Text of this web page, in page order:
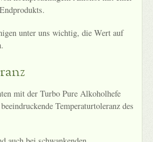
unter uns wichtig, die Wert auf
mit der Turbo Pure Alkoholhefe
Temperaturtoleranz des